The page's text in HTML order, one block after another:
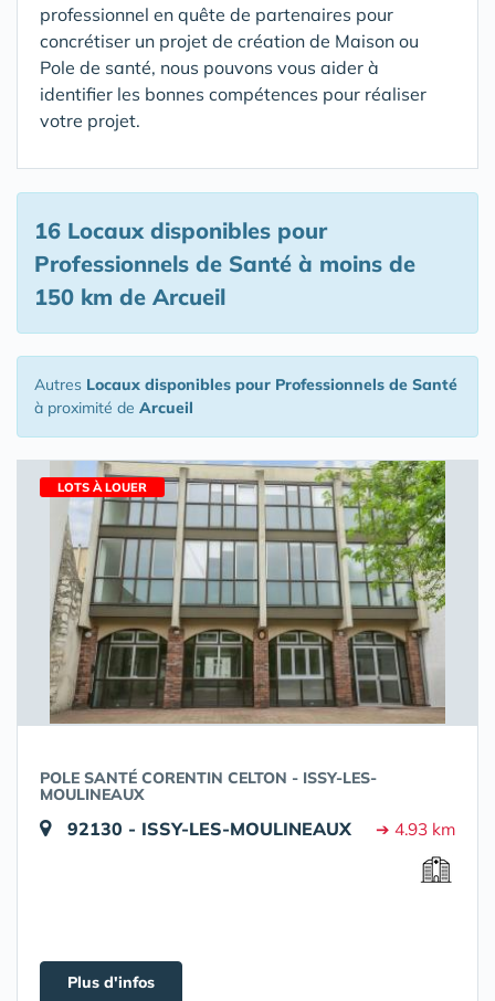
professionnel en quête de partenaires pour
concrétiser un projet de création de Maison ou
Pole de santé, nous pouvons vous aider à
identifier les bonnes compétences pour réaliser
votre projet.
16 Locaux disponibles pour
Professionnels de Santé à moins de
150 km de Arcueil
Autres Locaux disponibles pour Professionnels de Santé
à proximité de Arcueil
LOTS À LOUER
POLE SANTÉ CORENTIN CELTON - ISSY-LES-
MOULINEAUX
92130 - ISSY-LES-MOULINEAUX ➔ 4.93 km
Plus d'infos